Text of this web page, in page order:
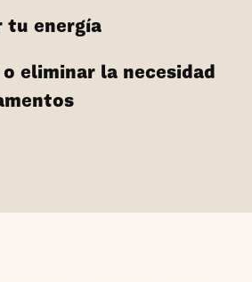
tu energía
eliminar la necesidad